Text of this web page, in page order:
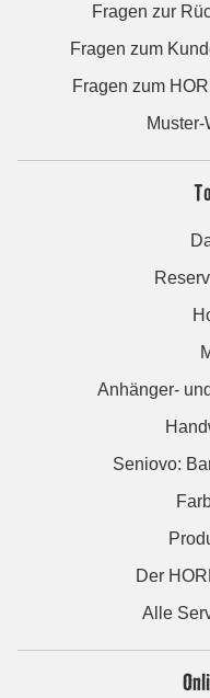
Fragen zur
Fragen zum
Fragen zum
Anhänger-
Seniovo:
Der
Alle